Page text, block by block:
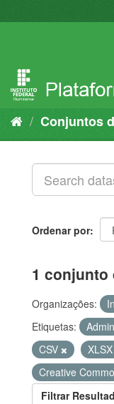
para
Conjuntos
Ordenar por
1 conjunto
Organizações:
Etiquetas:
CSV
XLSX
Creative
Filtrar